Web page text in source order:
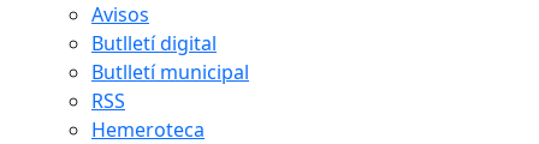
Avisos
Butlletí digital
Butlletí municipal
RSS
Hemeroteca